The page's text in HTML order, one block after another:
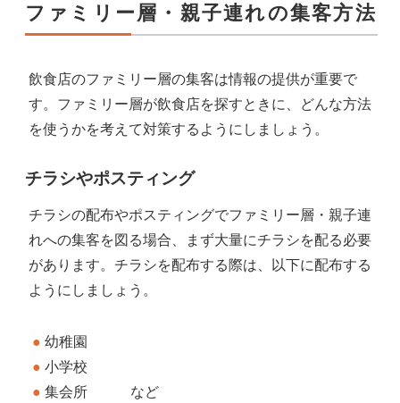
ファミリー層・親子連れの集客方法
飲食店のファミリー層の集客は情報の提供が重要で
す。ファミリー層が飲食店を探すときに、どんな方法
を使うかを考えて対策するようにしましょう。
チラシやポスティング
チラシの配布やポスティングでファミリー層・親子連
れへの集客を図る場合、まず大量にチラシを配る必要
があります。チラシを配布する際は、以下に配布する
ようにしましょう。
幼稚園
小学校
集会所 など